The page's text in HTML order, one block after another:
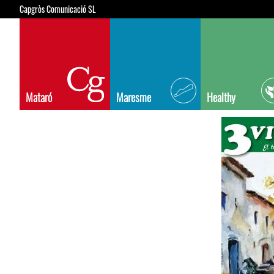
Capgròs Comunicació SL
Mataró Maresme Healthy